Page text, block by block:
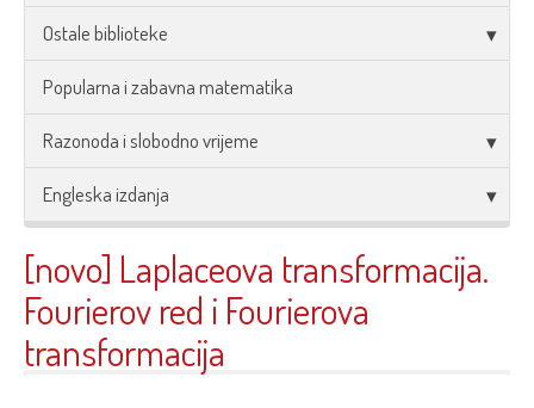
Ostale biblioteke
Popularna i zabavna matematika
Razonoda i slobodno vrijeme
Engleska izdanja
[novo] Laplaceova transformacija.
Fourierov red i Fourierova
transformacija